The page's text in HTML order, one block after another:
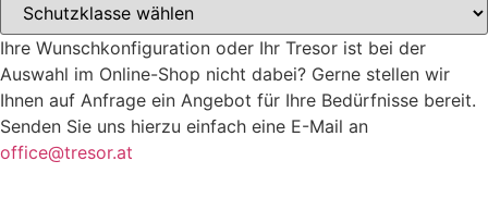
Ihre Wunschkonfiguration oder Ihr Tresor ist bei der
Auswahl im Online-Shop nicht dabei? Gerne stellen wir
Ihnen auf Anfrage ein Angebot für Ihre Bedürfnisse bereit.
Senden Sie uns hierzu einfach eine E-Mail an
office@tresor.at